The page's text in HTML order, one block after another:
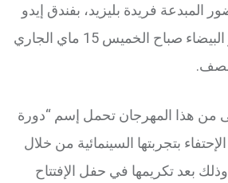
المبدعة فريدة بليزيد، بفندق إيدو
أنفا (شارع أنفا) بالدار البيضاء صباح الخميس 15 ماي الجاري
من هذا المهرجان تحمل إسم “دورة
بتجربتها السينمائية من خلال
بعد تكريمها في حفل الإفتتاح